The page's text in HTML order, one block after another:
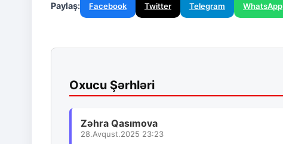
Paylaş: Facebook Twitter Telegram WhatsApp
Oxucu Şərhləri
Zəhra Qasımova
28.Avqust.2025 23:23